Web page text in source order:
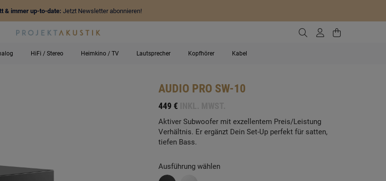
& immer up-to-date: Jetzt Newsletter abonnieren!
Zur Suche gehen
ZumZum
HiFi / Stereo Heimkino / TV Lautsprecher Kopfhörer Kabel
AUDIO PRO SW-10
449 €
Aktiver Subwoofer mit exzellentem Preis/Leistung
Verhältnis. Er ergänzt Dein Set-Up perfekt für satten,
tiefen Bass.
Ausführung wählen